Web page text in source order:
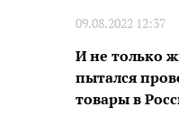
09.08.2022 12:37
И не только
пытался
товары в